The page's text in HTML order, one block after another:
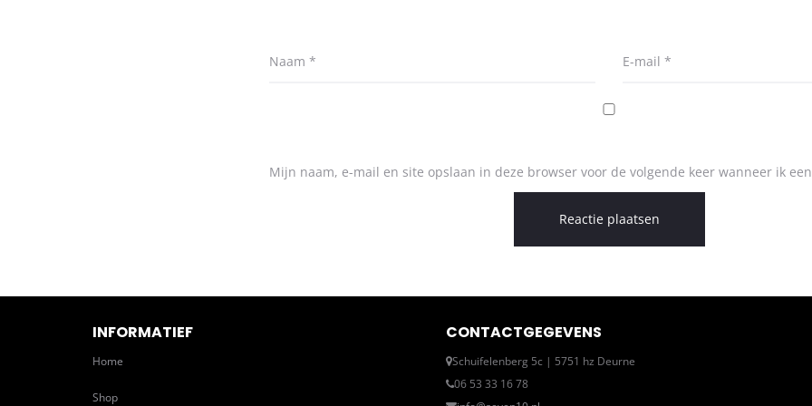
Naam * E-mail *
Mijn naam, e-mail en site opslaan in deze browser voor de volgende keer wanneer ik
INFORMATIEF
Home
Shop
CONTACTGEGEVENS
Schuifelenberg 5c | 5751 hz Deurne
06 53 33 16 78